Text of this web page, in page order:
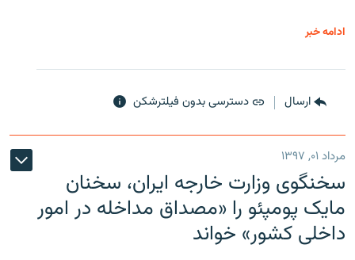
ادامه خبر
ارسال دسترسی بدون فیلترشکن
مرداد ۰۱, ۱۳۹۷
سخنگوی وزارت خارجه ایران، سخنان
مایک پومپئو را «مصداق مداخله در امور
داخلی کشور» خواند